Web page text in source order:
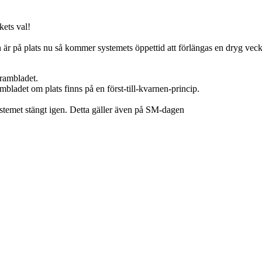
val!
på plats nu så kommer systemets öppettid att förlängas en dryg
om plats finns på en först-till-kvarnen-princip.
stängt igen. Detta gäller även på SM-dagen